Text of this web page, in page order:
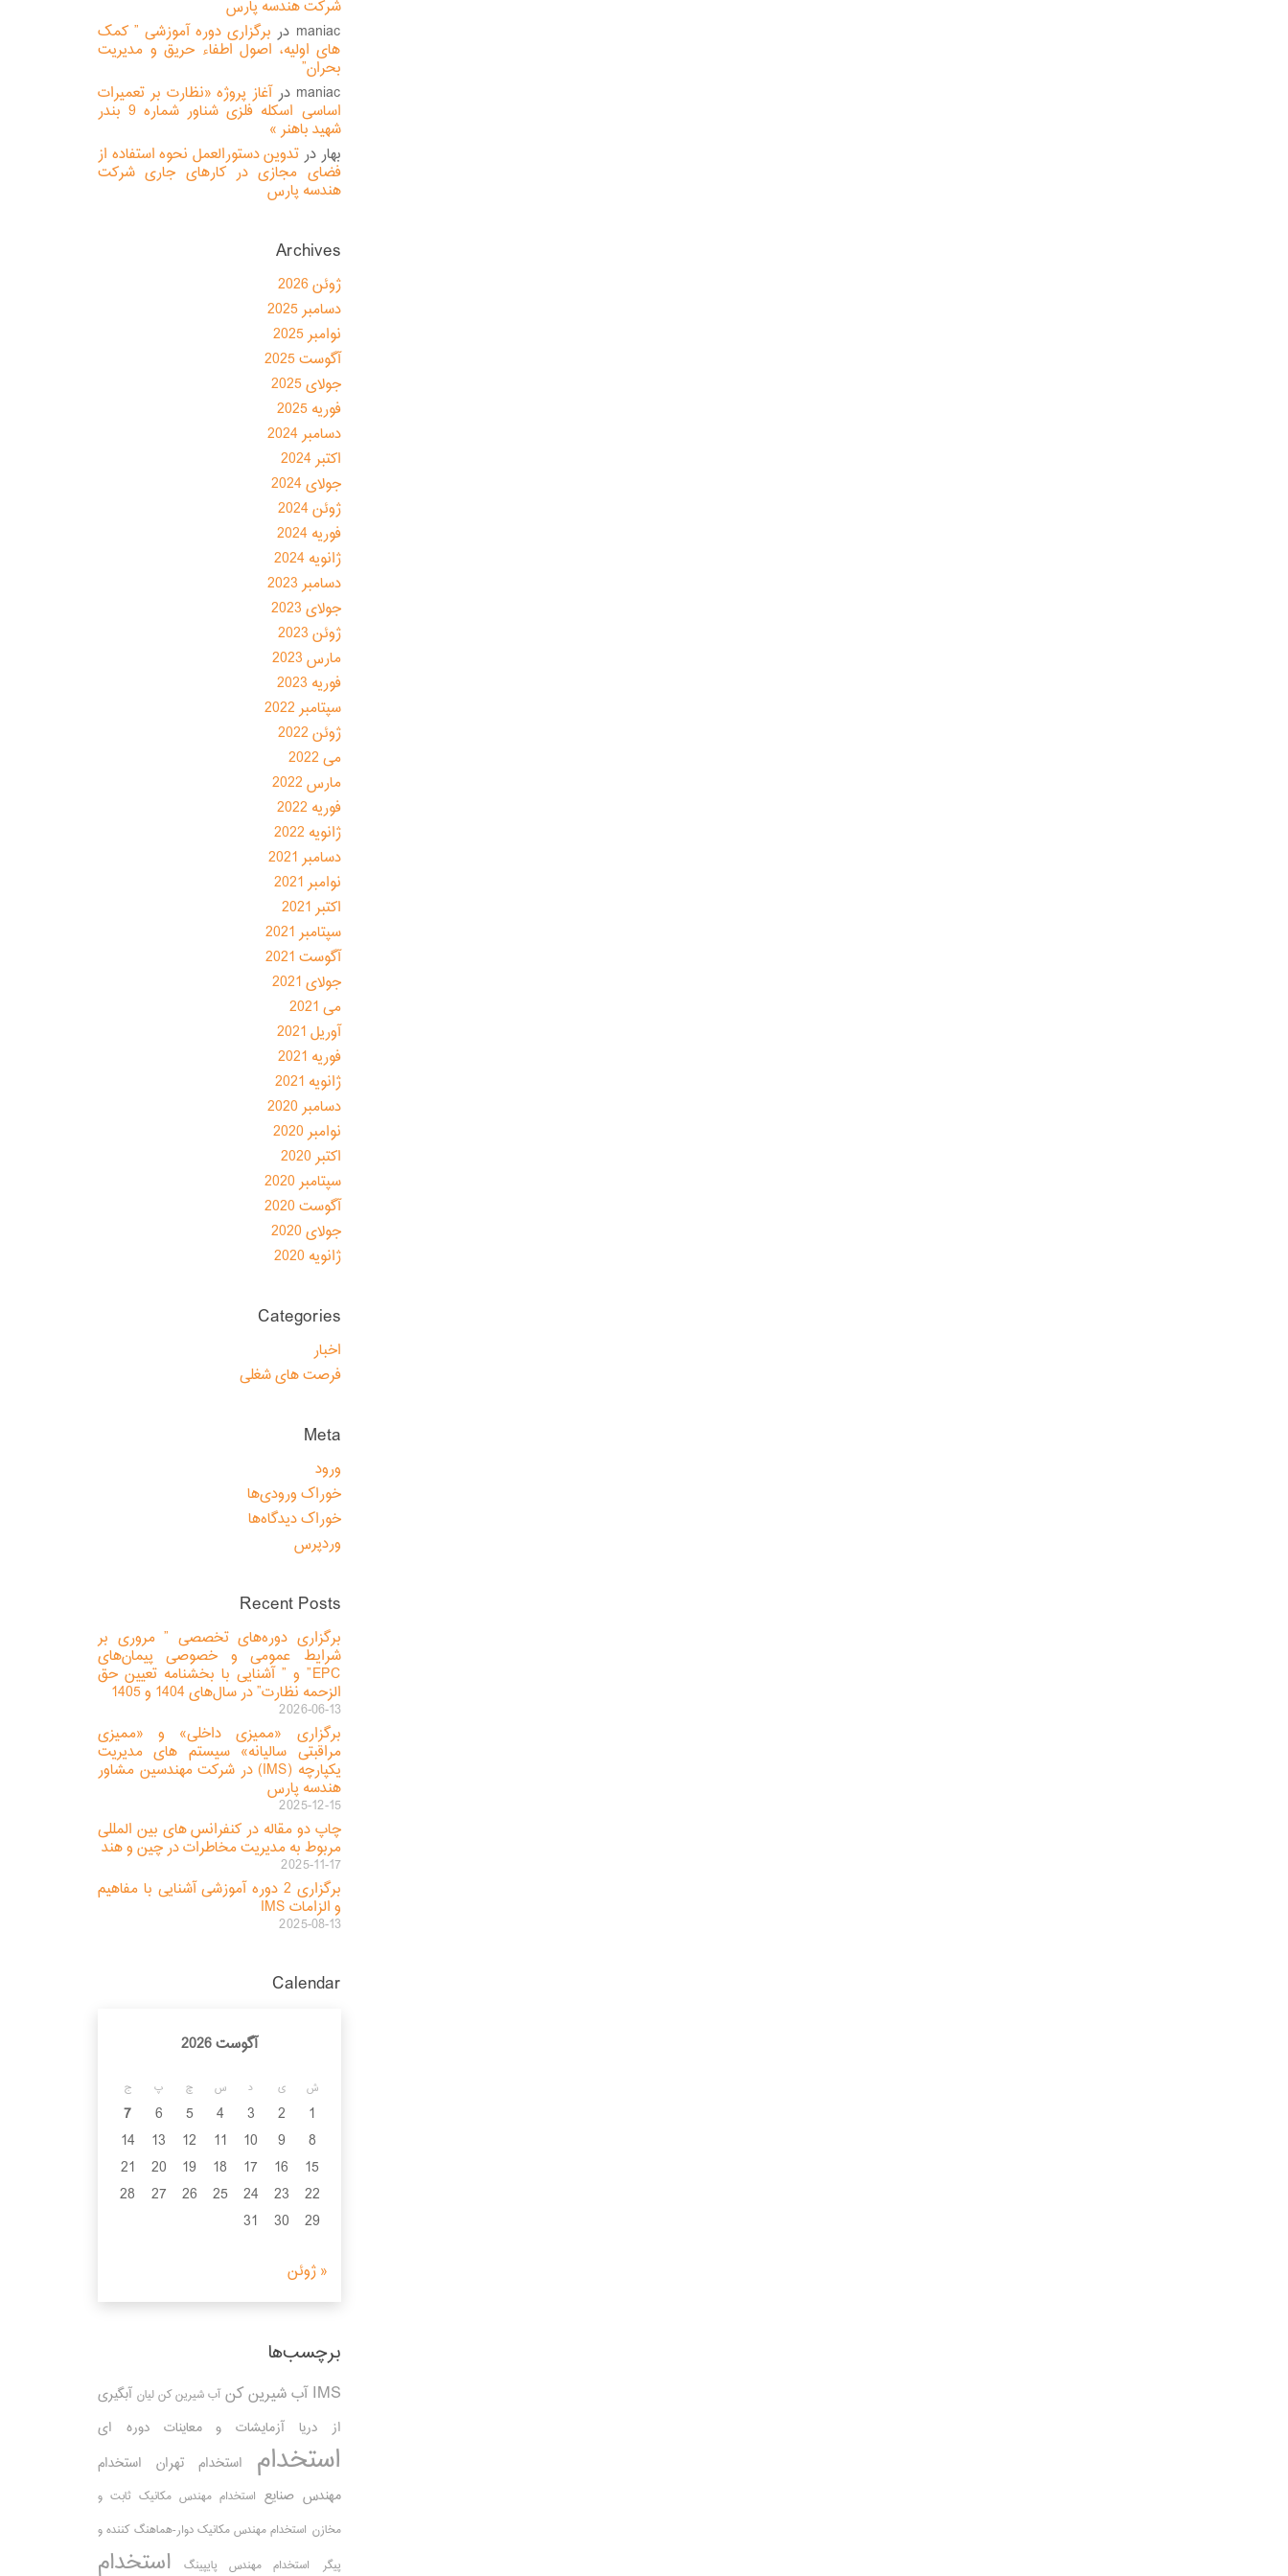
شرکت هندسه پارس
maniac در برگزاری دوره آموزشی ” کمک
های اولیه، اصول اطفاء حریق و مدیریت
بحران”
maniac درآغاز پروژه «نظارت بر تعمیرات
اساسی اسکله فلزی شناور شماره 9 بندر
شهید باهنر »
بهار در تدوین دستورالعمل نحوه استفاده از
فضای مجازی در کارهای جاری شرکت
هندسه پارس
Archives
ژوئن 2026
دسامبر 2025
نوامبر 2025
آگوست 2025
جولای 2025
فوریه 2025
دسامبر 2024
اکتبر 2024
جولای 2024
ژوئن 2024
فوریه 2024
ژانویه 2024
دسامبر 2023
جولای 2023
ژوئن 2023
مارس 2023
فوریه 2023
سپتامبر 2022
ژوئن 2022
می 2022
مارس 2022
فوریه 2022
ژانویه 2022
دسامبر 2021
نوامبر 2021
اکتبر 2021
سپتامبر 2021
آگوست 2021
جولای 2021
می 2021
آوریل 2021
فوریه 2021
ژانویه 2021
دسامبر 2020
نوامبر 2020
اکتبر 2020
سپتامبر 2020
آگوست 2020
جولای 2020
ژانویه 2020
Categories
اخبار
فرصت های شغلی
Meta
ورود
خوراک ورودی‌ها
خوراک دیدگاه‌ها
وردپرس
Recent Posts
برگزاری دوره‌های تخصصی ” مروری بر
شرایط عمومی و خصوصی پیمان‌های
EPC” و ” آشنایی با بخشنامه تعیین حق
الزحمه نظارت” در سال‌های 1404 و 1405
2026-06-13
برگزاری «ممیزی داخلی» و «ممیزی
مراقبتی سالیانه» سیستم های مدیریت
یکپارچه (IMS) در شرکت مهندسین مشاور
هندسه پارس
2025-12-15
چاپ دو مقاله در کنفرانس های بین المللی
مربوط به مدیریت مخاطرات در چین و هند
2025-11-17
برگزاری 2 دوره آموزشی آشنایی با مفاهیم
و الزامات IMS
2025-08-13
Calendar
آگوست 2026
ش ی د س چ پ ج
1
2
3
4
5
6
7
8
9
10
11
12
13
14
15
16
17
18
19
20
21
22
23
24
25
26
27
28
29
30
31
« ژوئن
برچسب‌ها
IMS آب شیرین کن آب شیرین کن لیان آبگیری
از دریا
آزمایشات و معاینات دوره ای
استخدام استخدام تهران
استخدام
مهندس صنایع استخدام مهندس مکانیک ثابت و
مخازن استخدام مهندس مکانیک دوار-هماهنگ کننده و
پیگر
استخدام مهندس پایپینگ استخدام